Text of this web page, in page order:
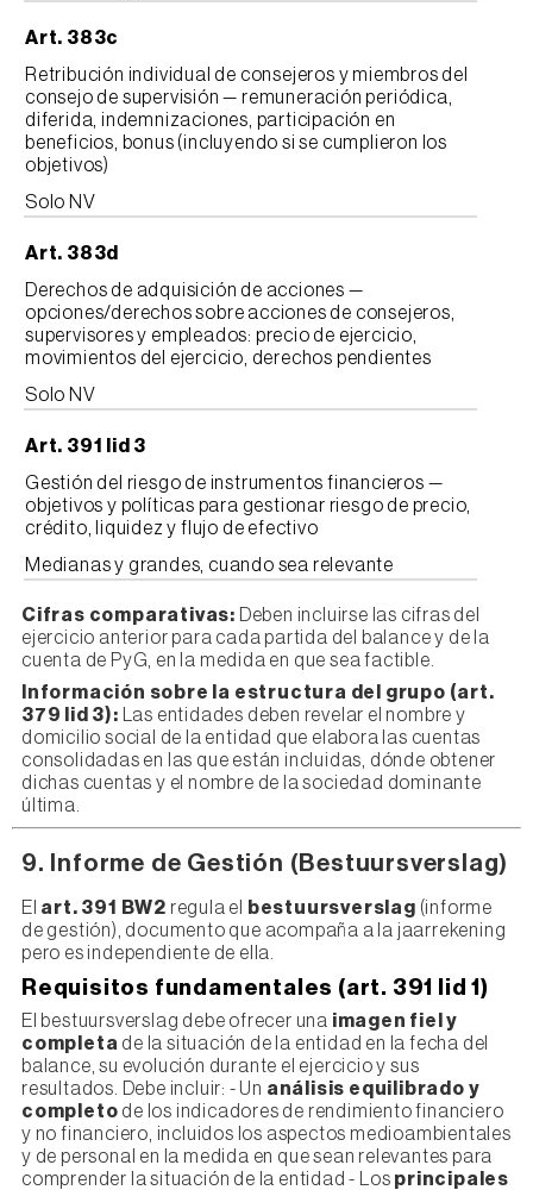
Art. 383c
Retribución individual de consejeros y miembros del
consejo de supervisión — remuneración periódica,
diferida, indemnizaciones, participación en
beneficios, bonus (incluyendo si se cumplieron los
objetivos)
Solo NV
Art. 383d
Derechos de adquisición de acciones —
opciones/derechos sobre acciones de consejeros,
supervisores y empleados: precio de ejercicio,
movimientos del ejercicio, derechos pendientes
Solo NV
Art. 391 lid 3
Gestión del riesgo de instrumentos financieros —
objetivos y políticas para gestionar riesgo de precio,
crédito, liquidez y flujo de efectivo
Medianas y grandes, cuando sea relevante
Cifras comparativas: Deben incluirse las cifras del
ejercicio anterior para cada partida del balance y de la
cuenta de PyG, en la medida en que sea factible.
Información sobre la estructura del grupo (art.
379 lid 3): Las entidades deben revelar el nombre y
domicilio social de la entidad que elabora las cuentas
consolidadas en las que están incluidas, dónde obtener
dichas cuentas y el nombre de la sociedad dominante
última.
9. Informe de Gestión (Bestuursverslag)
El art. 391 BW2 regula el bestuursverslag (informe
de gestión), documento que acompaña a la jaarrekening
pero es independiente de ella.
Requisitos fundamentales (art. 391 lid 1)
El bestuursverslag debe ofrecer una imagen fiel y
completa de la situación de la entidad en la fecha del
balance, su evolución durante el ejercicio y sus
resultados. Debe incluir: - Un análisis equilibrado y
completo de los indicadores de rendimiento financiero
y no financiero, incluidos los aspectos medioambientales
y de personal en la medida en que sean relevantes para
comprender la situación de la entidad - Los principales